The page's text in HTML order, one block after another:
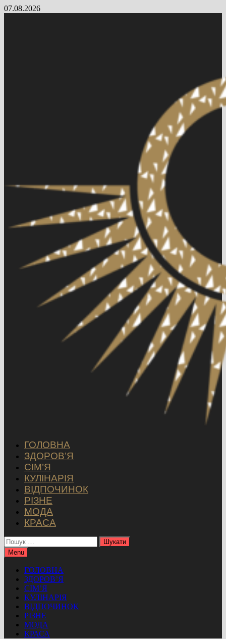
Skip
07.08.2026
ГОЛОВНА
ЗДОРОВ’Я
СІМ’Я
КУЛІНАРІЯ
ВІДПОЧИНОК
РІЗНЕ
МОДА
КРАСА
Пошук:
Menu
ГОЛОВНА
ЗДОРОВ’Я
СІМ’Я
КУЛІНАРІЯ
ВІДПОЧИНОК
РІЗНЕ
МОДА
КРАСА